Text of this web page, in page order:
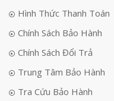
Hình Thức Thanh Toán
Chính Sách Bảo Hành
Chính Sách Đổi Trả
Trung Tâm Bảo Hành
Tra Cứu Bảo Hành